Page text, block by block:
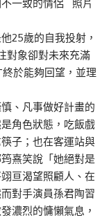
一致的情侶 照片
25歲的自我投射，
對象卻對未來充滿
於能夠回望，並理
、凡事做好計畫的
角色狀態，吃飯戲
子；也在客運站與
熹笑說「她絕對是
亘渴望照顧人、在
對手演員孫君陶習
濃烈的慵懶氣息，